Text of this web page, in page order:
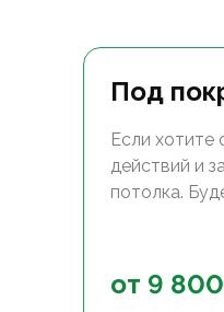
Под
Если хотите
действий и
потолка.
от 9 800